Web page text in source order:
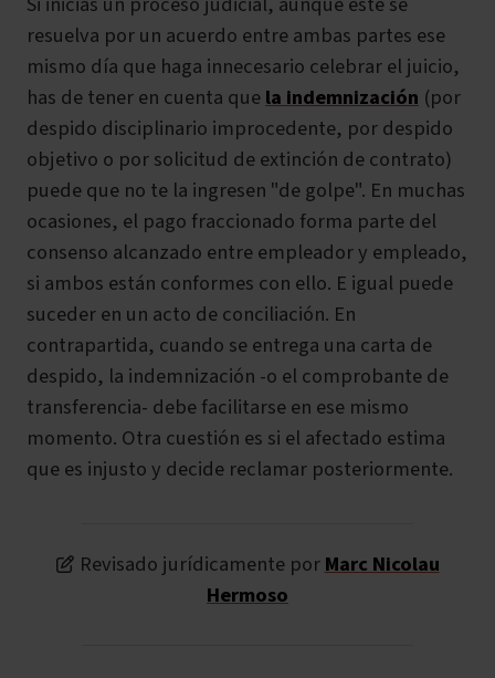
resuelva por un acuerdo entre ambas partes ese
mismo día que haga innecesario celebrar el juicio,
has de tener en cuenta quela indemnización (por
despido disciplinario improcedente, por despido
objetivo o por solicitud de extinción de contrato)
puede que no te la ingresen "de golpe". En muchas
ocasiones, el pago fraccionado forma parte del
consenso alcanzado entre empleador y empleado,
si ambos están conformes con ello. E igual puede
suceder en un acto de conciliación. En
contrapartida, cuando se entrega una carta de
despido, la indemnización -o el comprobante de
transferencia- debe facilitarse en ese mismo
momento. Otra cuestión es si el afectado estima
que es injusto y decide reclamar posteriormente.
Revisado jurídicamente porMarc Nicolau
Hermoso